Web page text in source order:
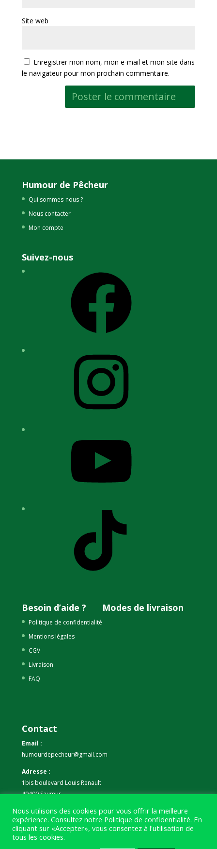
Site web
Enregistrer mon nom, mon e-mail et mon site dans
le navigateur pour mon prochain commentaire.
Humour de Pêcheur
Qui sommes-nous ?
Nous contacter
Mon compte
Suivez-nous
Besoin d’aide ?
Politique de confidentialité
Mentions légales
CGV
Livraison
FAQ
Modes de livraison
Contact
Email :
humourdepecheur@gmail.com
Adresse :
1bis boulevard Louis Renault
49400 Saumur
Téléphone :
07 59 61 06 63
Nous utilisons des cookies pour vous offrir la meilleure
expérience. Consultez notre Politique de confidentialité. En
cliquant sur «Accepter», vous consentez à l'utilisation de
tous les cookies.